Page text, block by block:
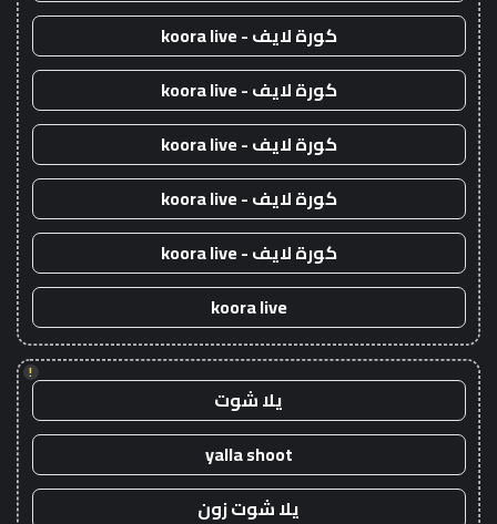
كورة لايف - koora live
كورة لايف - koora live
كورة لايف - koora live
كورة لايف - koora live
كورة لايف - koora live
koora live
!
يلا شوت
yalla shoot
يلا شوت زون